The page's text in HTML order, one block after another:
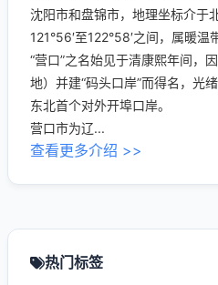
沈阳市和盘锦市，地理坐标介于
121°56′至122°58′之间，属暖温
“营口”之名始见于清康熙年间，
地）并建“码头口岸”而得名，光
东北首个对外开埠口岸。
营口市为辽...
查看更多介绍 >>
热门标签